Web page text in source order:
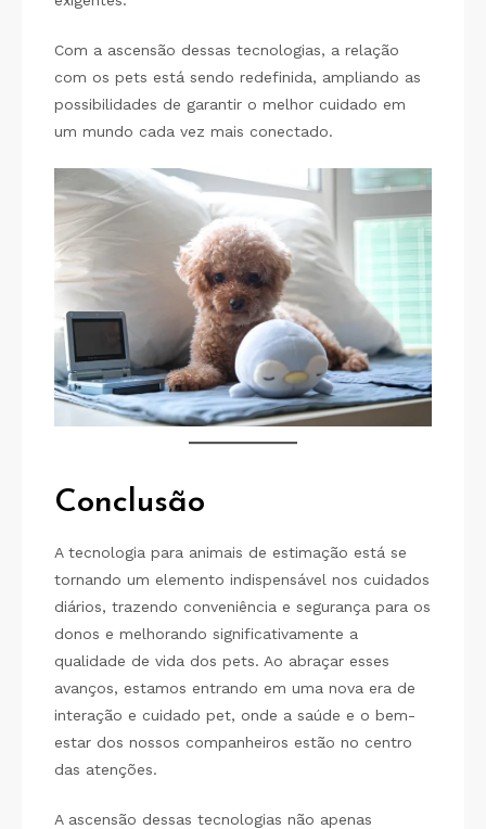
Com a ascensão dessas tecnologias, a relação
com os pets está sendo redefinida, ampliando as
possibilidades de garantir o melhor cuidado em
um mundo cada vez mais conectado.
Conclusão
A tecnologia para animais de estimação está se
tornando um elemento indispensável nos cuidados
diários, trazendo conveniência e segurança para os
donos e melhorando significativamente a
qualidade de vida dos pets. Ao abraçar esses
avanços, estamos entrando em uma nova era de
interação e cuidado pet, onde a saúde e o bem-
estar dos nossos companheiros estão no centro
das atenções.
A ascensão dessas tecnologias não apenas